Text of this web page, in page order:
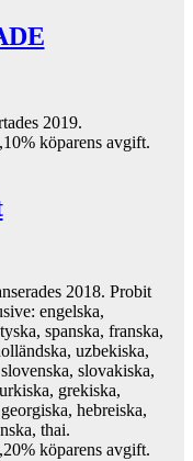
2019.
köparens avgift.
2018. Probit
engelska,
spanska, franska,
uzbekiska,
slovakiska,
grekiska,
hebreiska,
thai.
köparens avgift.